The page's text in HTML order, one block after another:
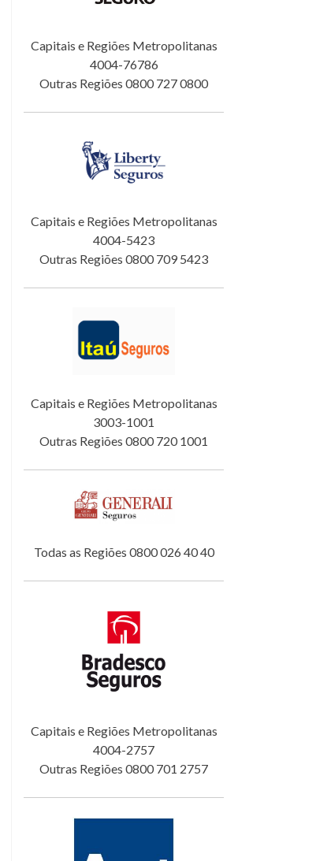
Capitais e Regiões Metropolitanas
4004-76786
Outras Regiões 0800 727 0800
Capitais e Regiões Metropolitanas
4004-5423
Outras Regiões 0800 709 5423
Capitais e Regiões Metropolitanas
3003-1001
Outras Regiões 0800 720 1001
Todas as Regiões 0800 026 40 40
Capitais e Regiões Metropolitanas
4004-2757
Outras Regiões 0800 701 2757